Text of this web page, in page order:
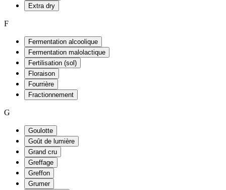
Extra dry
F
Fermentation alcoolique
Fermentation malolactique
Fertilisation (sol)
Floraison
Fourrière
Fractionnement
G
Goulotte
Goût de lumière
Grand cru
Greffage
Greffon
Grumer